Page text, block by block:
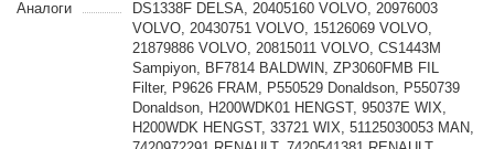
Аналоги
DS1338F DELSA, 20405160 VOLVO, 20976003
VOLVO, 20430751 VOLVO, 15126069 VOLVO,
21879886 VOLVO, 20815011 VOLVO, CS1443M
Sampiyon, BF7814 BALDWIN, ZP3060FMB FIL
Filter, P9626 FRAM, P550529 Donaldson, P550739
Donaldson, H200WDK01 HENGST, 95037E WIX,
H200WDK HENGST, 33721 WIX, 51125030053 MAN,